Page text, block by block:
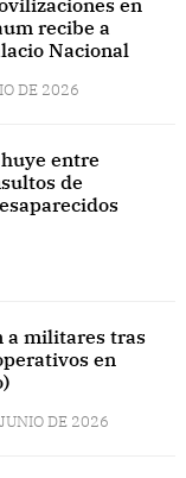
en
recibe a
Nacional
DE 2026
entre
de
a militares tras
en
DE 2026